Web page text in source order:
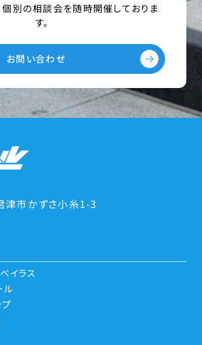
個別の相談会を随時開催しておりま
す。
お問い合わせ
市かずさ小糸1-3
イラス
ル